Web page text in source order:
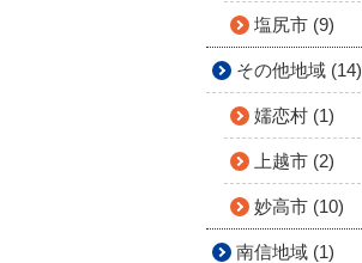
塩尻市 (9)
その他地域 (14)
嬬恋村 (1)
上越市 (2)
妙高市 (10)
南信地域 (1)